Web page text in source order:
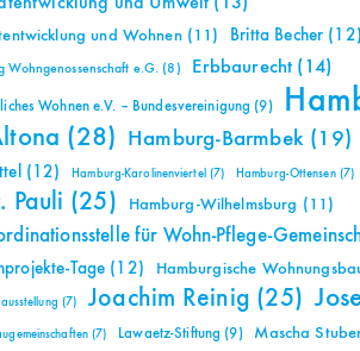
und Umwelt (13)
und Wohnen(11) Britta Becher
Wohngenossenschaft e.G. (8) Erbbaurecht (14)
Wohnen e.V. – Bundesvereinigung (9)
(28) Hamburg-Barmbek (19)
(12) Hamburg-Karolinenviertel (7) Hamburg-Ottensen(7)
Pauli (25) Hamburg-Wilhelmsburg (11)
für Wohn-Pflege-
Tage (12) Hamburgische
(7) Joachim Reinig (25)
(7) Lawaetz-Stiftung (9) Mascha